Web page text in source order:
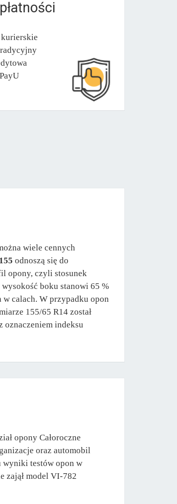
wiele cennych
155 odnoszą się do
opony, czyli stosunek
wysokość boku stanowi 65 %
calach. W przypadku opon
155/65 R14 został
oznaczeniem indeksu
opony Całoroczne
oraz automobil
testów opon w
zajął model VI-782